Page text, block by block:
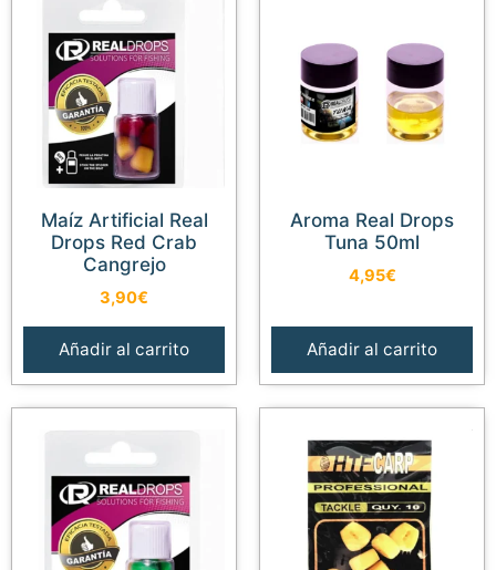
Maíz Artificial Real
Drops Red Crab
Cangrejo
3,90€
Añadir al carrito
Aroma Real Drops
Tuna 50ml
4,95€
Añadir al carrito